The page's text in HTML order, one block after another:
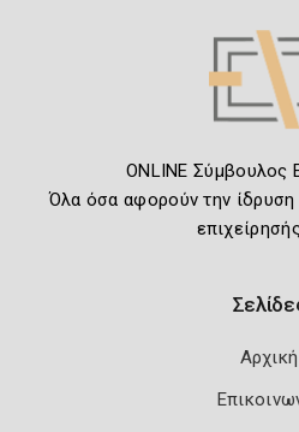
ONLINE Σύμβουλος
Όλα όσα αφορούν την ίδρυση
Αρχική